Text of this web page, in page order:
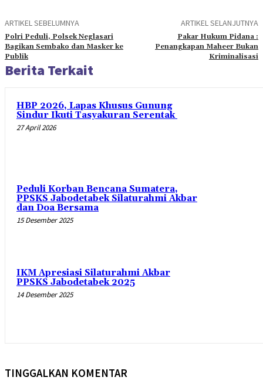
ARTIKEL SEBELUMNYA
Polri Peduli, Polsek Neglasari
Bagikan Sembako dan Masker ke
Publik
ARTIKEL SELANJUTNYA
Pakar Hukum Pidana :
Penangkapan Maheer Bukan
Kriminalisasi
Berita Terkait
HBP 2026, Lapas Khusus Gunung
Sindur Ikuti Tasyakuran Serentak
27 April 2026
Peduli Korban Bencana Sumatera,
PPSKS Jabodetabek Silaturahmi Akbar
dan Doa Bersama
15 Desember 2025
IKM Apresiasi Silaturahmi Akbar
PPSKS Jabodetabek 2025
14 Desember 2025
TINGGALKAN KOMENTAR